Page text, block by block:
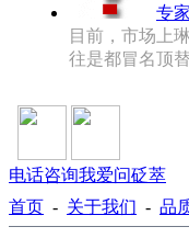
专
目前，市场上
往是都冒名顶
电话咨询我爱问砭萃
首页 - 关于我们 - 品